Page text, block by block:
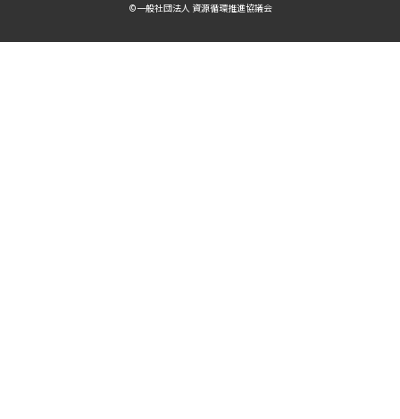
©⼀般社団法⼈ 資源循環推進協議会